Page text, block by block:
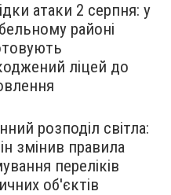
атаки 2 серпня: у
районі
ліцей до
розподіл світла:
змінив правила
переліків
об'єктів